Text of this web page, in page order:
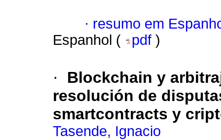
· resumo em
Espanhol (
pdf )
·
Blockchain y
resolución de
smartcontracts y
Tasende, Ignacio